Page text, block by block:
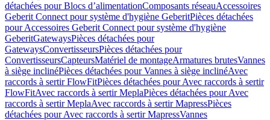
détachées pour Blocs d’alimentationComposants réseauAccessoires
Geberit Connect pour système d'hygiène GeberitPièces détachées
pour Accessoires Geberit Connect pour système d'hygiène
GeberitGatewaysPièces détachées pour
GatewaysConvertisseursPièces détachées pour
ConvertisseursCapteursMatériel de montageArmatures brutesVannes
à siège inclinéPièces détachées pour Vannes à siège inclinéAvec
raccords à sertir FlowFitPièces détachées pour Avec raccords à sertir
FlowFitAvec raccords à sertir MeplaPièces détachées pour Avec
raccords à sertir MeplaAvec raccords à sertir MapressPièces
détachées pour Avec raccords à sertir MapressVannes